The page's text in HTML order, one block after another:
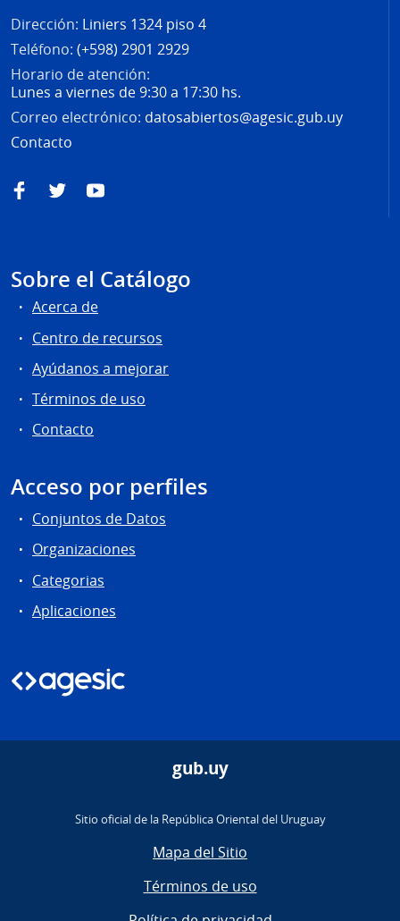
Dirección: Liniers 1324 piso 4
Teléfono: (+598) 2901 2929
Horario de atención:
Lunes a viernes de 9:30 a 17:30 hs.
Correo electrónico: datosabiertos@agesic.gub.uy
Contacto
FacebookTwitterYouTube
Sobre el Catálogo
Acerca de
Centro de recursos
Ayúdanos a mejorar
Términos de uso
Contacto
Acceso por perfiles
Conjuntos de Datos
Organizaciones
Categorias
Aplicaciones
gub.uy
Sitio oficial de la República Oriental del Uruguay
Mapa del Sitio
Términos de uso